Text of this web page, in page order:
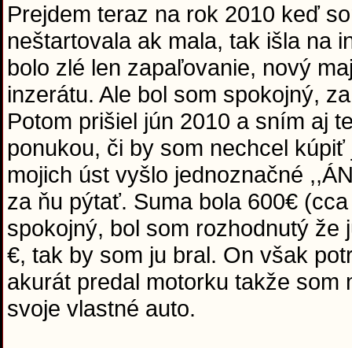
Prejdem teraz na rok 2010 keď
neštartovala ak mala, tak išla na
bolo zlé len zapaľovanie, nový
inzerátu. Ale bol som spokojný,
Potom prišiel jún 2010 a sním aj
ponukou, či by som nechcel
mojich úst vyšlo jednoznačné
za ňu pýtať. Suma bola 600€
spokojný, bol som rozhodnutý že
€, tak by som ju bral. On však
akurát predal motorku takže som
svoje vlastné auto.